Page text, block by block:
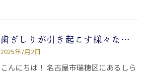
歯ぎしりが引き起こす様々なトラブルと対策口
2025年7月2日
こんにちは！ 名古屋市瑞穂区にあるしら